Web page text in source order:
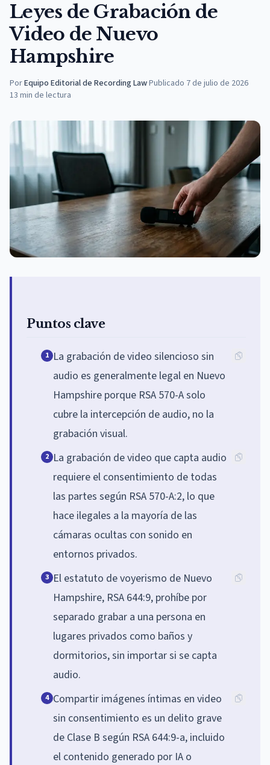
Leyes de Grabación de
Video de Nuevo
Hampshire
PorEquipo Editorial de Recording Law·Publicado 7 de julio de 2026
13 min de lectura
Puntos clave
1 La grabación de video silencioso sin
audio es generalmente legal en Nuevo
Hampshire porque RSA 570-A solo
cubre la intercepción de audio, no la
grabación visual.
2 La grabación de video que capta audio
requiere el consentimiento de todas
las partes según RSA 570-A:2, lo que
hace ilegales a la mayoría de las
cámaras ocultas con sonido en
entornos privados.
3 El estatuto de voyerismo de Nuevo
Hampshire, RSA 644:9, prohíbe por
separado grabar a una persona en
lugares privados como baños y
dormitorios, sin importar si se capta
audio.
4 Compartir imágenes íntimas en video
sin consentimiento es un delito grave
de Clase B según RSA 644:9-a, incluido
el contenido generado por IA o